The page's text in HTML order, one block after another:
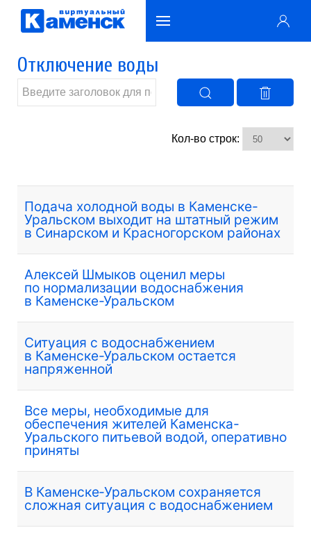
Отключение воды
Кол-во строк:
Подача холодной воды в Каменске-
Уральском выходит на штатный режим
в Синарском и Красногорском районах
Алексей Шмыков оценил меры
по нормализации водоснабжения
в Каменске-Уральском
Ситуация с водоснабжением
в Каменске-Уральском остается
напряженной
Все меры, необходимые для
обеспечения жителей Каменска-
Уральского питьевой водой, оперативно
приняты
В Каменске‑Уральском сохраняется
сложная ситуация с водоснабжением